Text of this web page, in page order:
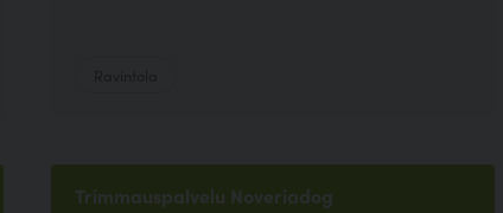
Trimmauspalvelu Noveriadog